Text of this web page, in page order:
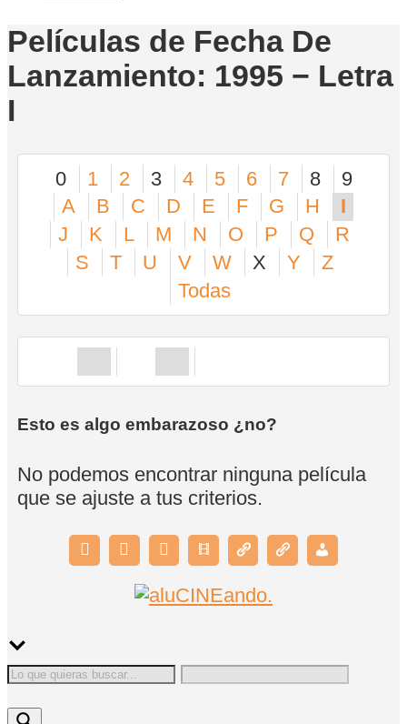
Películas de Fecha De
Lanzamiento: 1995 − Letra
I
0 1 2 3 4 5 6 7 8
9
A
B C D E F G H
I
J
K L M N O P Q
R
S
T U V W X Y
Z
Todas
Esto es algo embarazoso ¿no?
No podemos encontrar ninguna película
que se ajuste a tus criterios.